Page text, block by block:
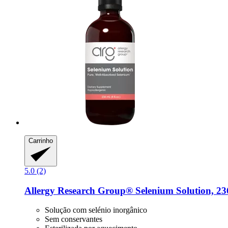
Carrinho
5.0 (2)
Allergy Research Group® Selenium Solution,
Solução com selénio inorgânico
Sem conservantes